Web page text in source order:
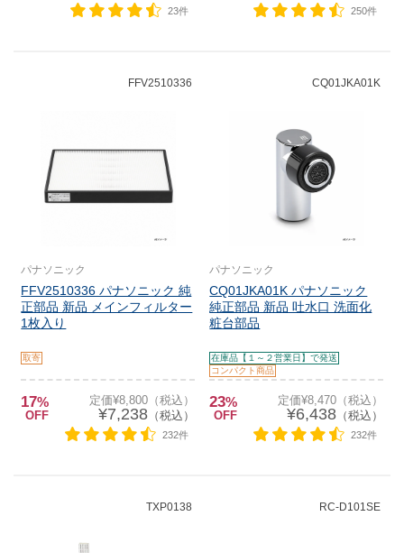
23件 250件
FFV2510336
パナソニック
FFV2510336 パナソニック 純
正部品 新品 メインフィルター
1枚入り
取寄
17%
OFF
定価¥8,800（税込）
¥7,238（税込）
232件
CQ01JKA01K
パナソニック
CQ01JKA01K パナソニック
純正部品 新品 吐水口 洗面化
粧台部品
在庫品【１～２営業日】で発送
コンパクト商品
23%
OFF
定価¥8,470（税込）
¥6,438（税込）
232件
TXP0138 RC-D101SE